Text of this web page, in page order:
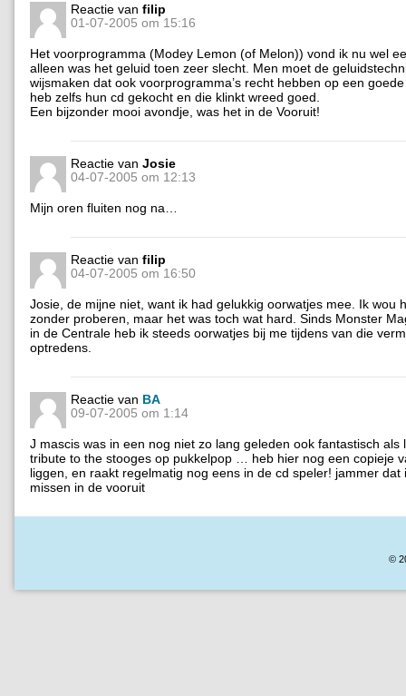
Reactie van filip
01-07-2005 om 15:16
Het voorprogramma (Modey Lemon (of Melon)) vond ik nu wel
alleen was het geluid toen zeer slecht. Men moet de
wijsmaken dat ook voorprogramma’s recht hebben op een
heb zelfs hun cd gekocht en die klinkt wreed goed.
Een bijzonder mooi avondje, was het in de Vooruit!
Reactie van Josie
04-07-2005 om 12:13
Mijn oren fluiten nog na…
Reactie van filip
04-07-2005 om 16:50
Josie, de mijne niet, want ik had gelukkig oorwatjes mee. Ik wou
zonder proberen, maar het was toch wat hard. Sinds Monster
in de Centrale heb ik steeds oorwatjes bij me tijdens van die
optredens.
Reactie van BA
09-07-2005 om 1:14
J mascis was in een nog niet zo lang geleden ook fantastisch als
tribute to the stooges op pukkelpop … heb hier nog een copieje
liggen, en raakt regelmatig nog eens in de cd speler! jammer dat
missen in de vooruit
©